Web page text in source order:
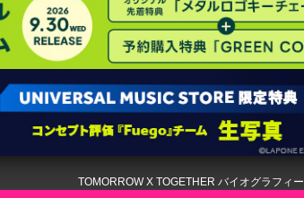
TOMORROW X TOGETHER バイオグラフィー